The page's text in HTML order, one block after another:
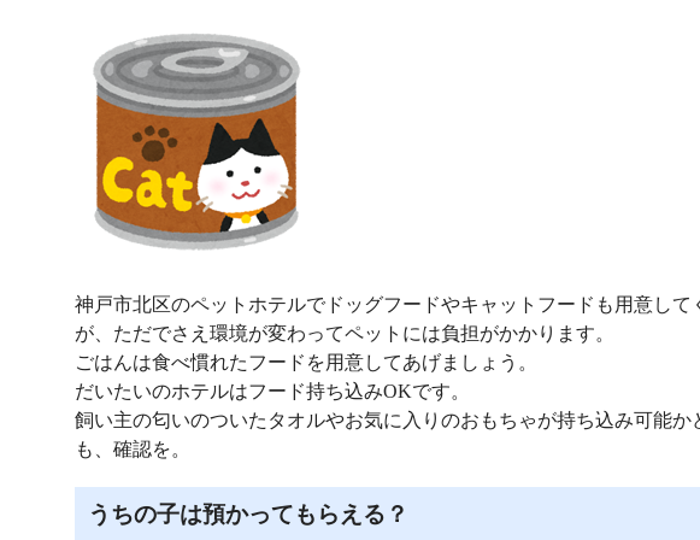
神戸市北区のペットホテルでドッグフードやキャットフードも用意して
が、ただでさえ環境が変わってペットには負担がかかります。
ごはんは食べ慣れたフードを用意してあげましょう。
だいたいのホテルはフード持ち込みOKです。
飼い主の匂いのついたタオルやお気に入りのおもちゃが持ち込み可能か
も、確認を。
うちの子は預かってもらえる？